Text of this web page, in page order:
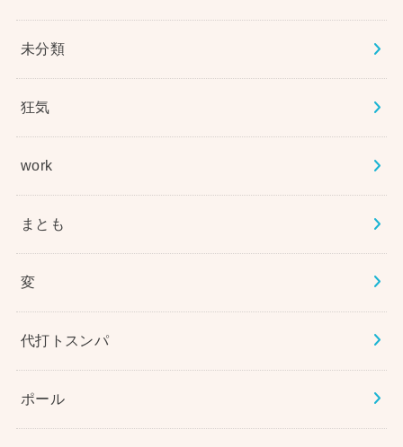
未分類
狂気
work
まとも
変
代打トスンパ
ポール